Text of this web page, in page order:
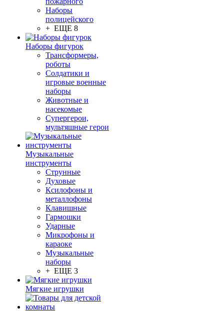
Наборы
полицейского
+ ЕЩЕ 8
Наборы фигурок
Трансформеры,
роботы
Солдатики и
игровые военные
наборы
Животные и
насекомые
Супергерои,
мультяшные герои
Музыкальные
инструменты
Струнные
Духовые
Ксилофоны и
металлофоны
Клавишные
Гармошки
Ударные
Микрофоны и
караоке
Музыкальные
наборы
+ ЕЩЕ 3
Мягкие игрушки